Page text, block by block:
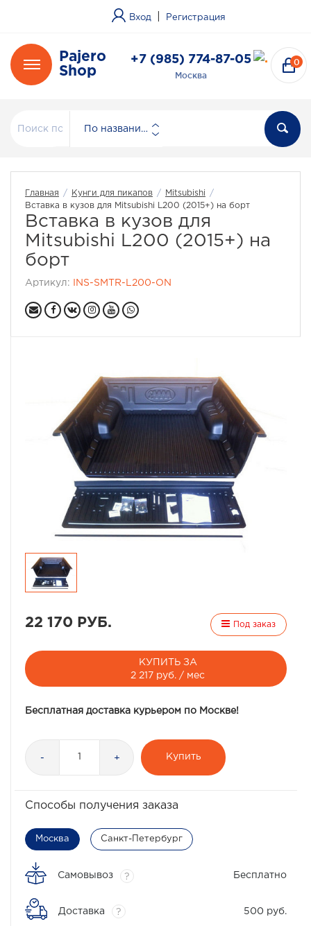
Вход Регистрация
Pajero
Shop
+7 (985) 774-87-05
Москва
0
По названию
Главная / Кунги для пикапов / Mitsubishi
/
Вставка в кузов для Mitsubishi L200 (2015+) на борт
Вставка в кузов для
Mitsubishi L200 (2015+) на
борт
Артикул: INS-SMTR-L200-ON
22 170 РУБ. Под заказ
КУПИТЬ ЗА
2 217 руб. / мес
Бесплатная доставка курьером по Москве!
- + Купить
Способы получения заказа
Москва Санкт-Петербург
Самовывоз ? Бесплатно
Доставка ? 500 руб.